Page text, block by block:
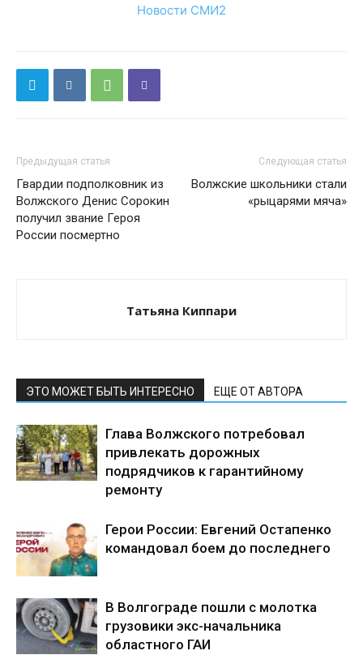
Новости СМИ2
Предыдущая статья
Гвардии подполковник из
Волжского Денис Сорокин
получил звание Героя
России посмертно
Следующая статья
Волжские школьники стали
«рыцарями мяча»
Татьяна Киппари
ЭТО МОЖЕТ БЫТЬ ИНТЕРЕСНО ЕЩЕ ОТ АВТОРА
Глава Волжского потребовал
привлекать дорожных
подрядчиков к гарантийному
ремонту
Герои России: Евгений Остапенко
командовал боем до последнего
В Волгограде пошли с молотка
грузовики экс-начальника
областного ГАИ